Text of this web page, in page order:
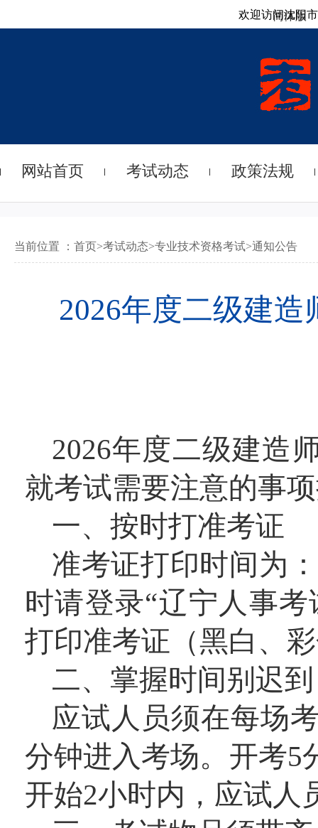
欢迎访问沈阳
简体版
网站首页 考试动态 政策法规
当前位置 ： 首页>考试动态>专业技术资格考试>通知公告
2026年度二级建
2026年度二级建造
就考试需要注意的事
一、按时打准考证
准考证打印时间为
时请登录“辽宁人事考
打印准考证（黑白、
二、掌握时间别迟到
应试人员须在每场
分钟进入考场。开考5
开始2小时内，应试人